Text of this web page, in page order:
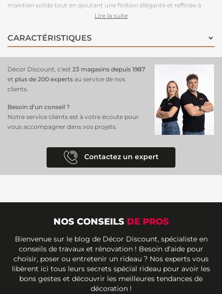
maintien solide tout en ajoutant une finition élégante et raffinée à
votre installation. Leur forme sphérique classique et leur teinte beige
pour des décors scandinaves, bohèmes ou contemporains. Fabriqués
en bois de qualité, ces embouts allient robustesse et esthétique, tout
se fixent aisément aux extrémités de votre tringle et ajoutent un fini
soigné à votre habillage de fenêtre, apportant une touche de naturel
et de raffinement à votre espace.
Lire la suite
CARACTÉRISTIQUES
Décor Discount, c'est 23 magasins depuis 1987
et plus de 200 experts au service de nos
clients.
Besoin d’un conseil ?
Notre service clients est à votre écoute pour
vous accompagner dans vos projets.
Contactez un expert
NOS CONSEILS DE PROS
Bienvenue sur le blog de Décor Discount, spécialiste en
conseils de travaux et rénovation ! Besoin d'aide pour
choisir, poser ou entretenir un rideau ? Nos experts vous
libèrent ici tous leurs secrets spécial rideau pour avoir les
bons gestes et découvrir les meilleures tendances de
décoration !